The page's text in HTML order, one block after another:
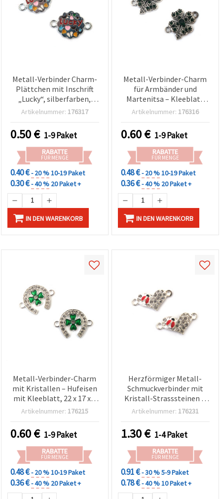
Metall-Verbinder Charm-
Plättchen mit Inschrift
„Lucky“, silberfarben,
20×14×2 mm, Loch: 2 mm
Artikelnummer: 176317
0.50€ 1-9 Paket
RABATTE
FÜR MENGE
0.40 €- 20 %10-19 Paket
0.30 €- 40 % 20 Paket +
IN DEN WARENKORB
Metall-Verbinder-Charm
für Armbänder und
Martenitsa – Kleeblatt
mit Kristallen,
Loch: 2 mm – 2 Stück
Artikelnummer: 176316
0.60€ 1-9 Paket
RABATTE
FÜR MENGE
0.48 €- 20 %10-19 Paket
0.36 €- 40 % 20 Paket +
IN DEN WARENKORB
Metall-Verbinder-Charm
mit Kristallen – Hufeisen
mit Kleeblatt, 22 x 17 x 3
mm, Loch: 2 mm,
Artikelnummer: 176215
0.60€ 1-9 Paket
RABATTE
FÜR MENGE
0.48 €- 20 %10-19 Paket
0.36 €- 40 % 20 Paket +
Herzförmiger Metall-
Schmuckverbinder mit
Kristall-Strasssteinen &
Emaille-Marienkäfer,
mm, Loch 2 mm, 5 Stück
Artikelnummer: 176231
1.30€ 1-4 Paket
RABATTE
FÜR MENGE
0.91 €- 30 %5-9 Paket
0.78 €- 40 %10 Paket +